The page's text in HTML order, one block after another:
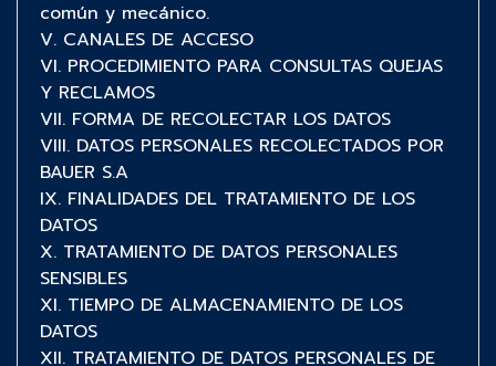
común y mecánico.
V. CANALES DE ACCESO
VI. PROCEDIMIENTO PARA CONSULTAS QUEJAS
Y RECLAMOS
VII. FORMA DE RECOLECTAR LOS DATOS
VIII. DATOS PERSONALES RECOLECTADOS POR
BAUER S.A
IX. FINALIDADES DEL TRATAMIENTO DE LOS
DATOS
X. TRATAMIENTO DE DATOS PERSONALES
SENSIBLES
XI. TIEMPO DE ALMACENAMIENTO DE LOS
DATOS
XII. TRATAMIENTO DE DATOS PERSONALES DE